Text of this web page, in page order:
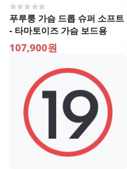
푸루룽 가슴 드롭 슈퍼 소프트
- 타마토이즈 가슴 보드용
107,900원